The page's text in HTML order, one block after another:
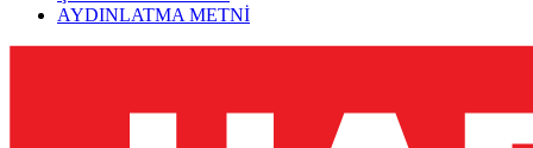
AYDINLATMA METNİ